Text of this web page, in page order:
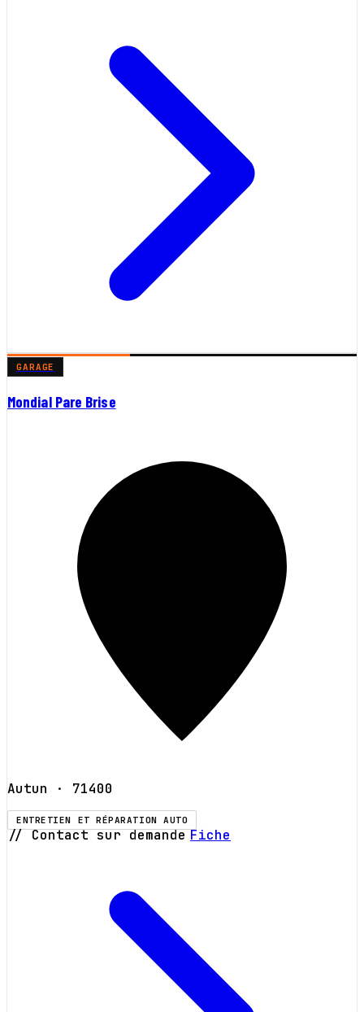
GARAGE
Mondial Pare Brise
Autun · 71400
ENTRETIEN ET RÉPARATION AUTO
// Contact sur demande Fiche